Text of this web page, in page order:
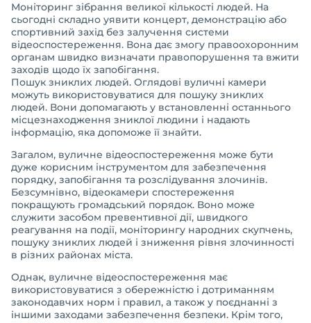
Моніторинг зібрання великої кількості людей. На
сьогодні складно уявити концерт, демонстрацію або
спортивний захід без залучення системи
відеоспостереження. Вона дає змогу правоохоронним
органам швидко визначати правопорушення та вжити
заходів щодо їх запобігання.
Пошук зниклих людей. Оглядові вуличні камери
можуть використовуватися для пошуку зниклих
людей. Вони допомагають у встановленні останнього
місцезнаходження зниклої людини і надають
інформацію, яка допоможе її знайти.
Загалом, вуличне відеоспостереження може бути
дуже корисним інструментом для забезпечення
порядку, запобігання та розслідування злочинів.
Безсумнівно, відеокамери спостереження
покращують громадський порядок. Воно може
служити засобом превентивної дії, швидкого
реагування на події, моніторингу народних скупчень,
пошуку зниклих людей і зниження рівня злочинності
в різних районах міста.
Однак, вуличне відеоспостереження має
використовуватися з обережністю і дотриманням
законодавчих норм і правил, а також у поєднанні з
іншими заходами забезпечення безпеки. Крім того,